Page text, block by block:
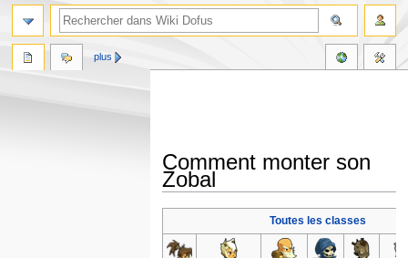
Comment monter son
Zobal
à
la
à
la
Toutes les classes
plus